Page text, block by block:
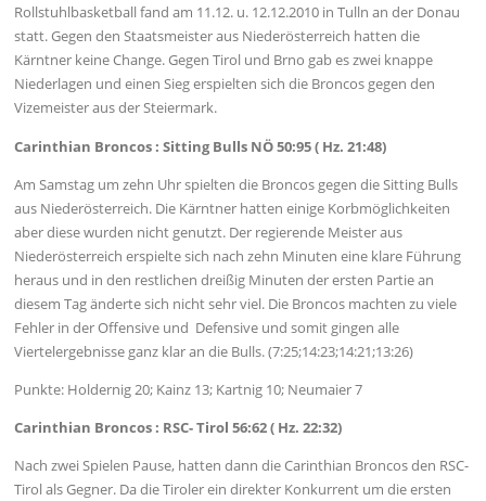
Rollstuhlbasketball fand am 11.12. u. 12.12.2010 in Tulln an der Donau
statt. Gegen den Staatsmeister aus Niederösterreich hatten die
Kärntner keine Change. Gegen Tirol und Brno gab es zwei knappe
Niederlagen und einen Sieg erspielten sich die Broncos gegen den
Vizemeister aus der Steiermark.
Carinthian Broncos : Sitting Bulls NÖ 50:95 ( Hz. 21:48)
Am Samstag um zehn Uhr spielten die Broncos gegen die Sitting Bulls
aus Niederösterreich. Die Kärntner hatten einige Korbmöglichkeiten
aber diese wurden nicht genutzt. Der regierende Meister aus
Niederösterreich erspielte sich nach zehn Minuten eine klare Führung
heraus und in den restlichen dreißig Minuten der ersten Partie an
diesem Tag änderte sich nicht sehr viel. Die Broncos machten zu viele
Fehler in der Offensive und Defensive und somit gingen alle
Viertelergebnisse ganz klar an die Bulls. (7:25;14:23;14:21;13:26)
Punkte: Holdernig 20; Kainz 13; Kartnig 10; Neumaier 7
Carinthian Broncos : RSC- Tirol 56:62 ( Hz. 22:32)
Nach zwei Spielen Pause, hatten dann die Carinthian Broncos den RSC-
Tirol als Gegner. Da die Tiroler ein direkter Konkurrent um die ersten